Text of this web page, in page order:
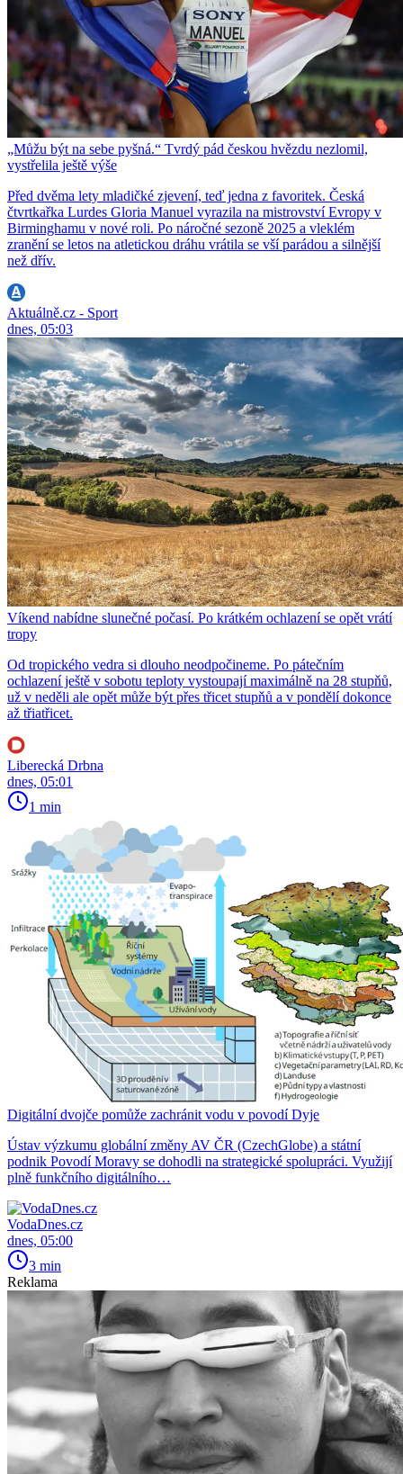
„Můžu být na sebe pyšná.“ Tvrdý pád českou hvězdu nezlomil,
vystřelila ještě výše
Před dvěma lety mladičké zjevení, teď jedna z favoritek. Česká
čtvrtkařka Lurdes Gloria Manuel vyrazila na mistrovství Evropy v
Birminghamu v nové roli. Po náročné sezoně 2025 a vleklém
zranění se letos na atletickou dráhu vrátila se vší parádou a silnější
než dřív.
Aktuálně.cz - Sport
dnes, 05:03
Víkend nabídne slunečné počasí. Po krátkém ochlazení se opět vrátí
tropy
Od tropického vedra si dlouho neodpočineme. Po pátečním
ochlazení ještě v sobotu teploty vystoupají maximálně na 28 stupňů,
už v neděli ale opět může být přes třicet stupňů a v pondělí dokonce
až třiatřicet.
Liberecká Drbna
dnes, 05:01
1 min
Digitální dvojče pomůže zachránit vodu v povodí Dyje
Ústav výzkumu globální změny AV ČR (CzechGlobe) a státní
podnik Povodí Moravy se dohodli na strategické spolupráci. Využijí
plně funkčního digitálního…
VodaDnes.cz
dnes, 05:00
3 min
Reklama